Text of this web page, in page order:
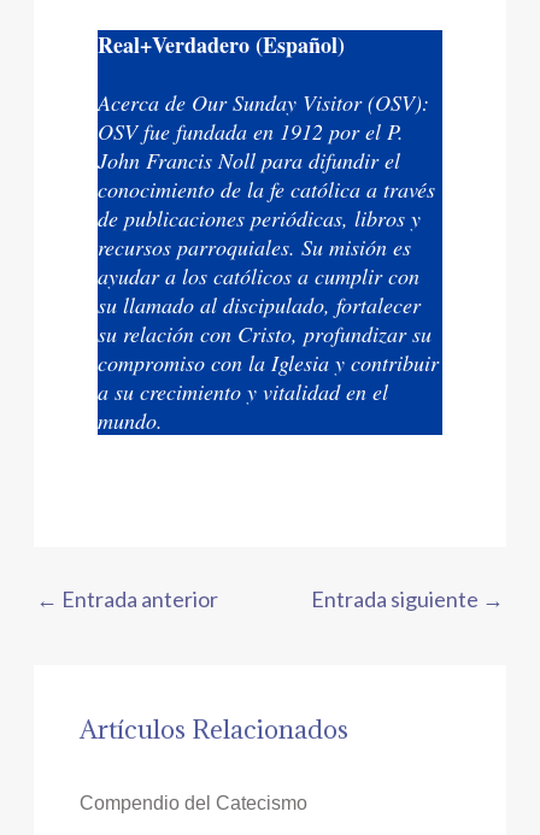
Real+Verdadero (Español)
Acerca de Our Sunday Visitor (OSV):
OSV fue fundada en 1912 por el P.
John Francis Noll para difundir el
conocimiento de la fe católica a través
de publicaciones periódicas, libros y
recursos parroquiales. Su misión es
ayudar a los católicos a cumplir con
su llamado al discipulado, fortalecer
su relación con Cristo, profundizar su
compromiso con la Iglesia y contribuir
a su crecimiento y vitalidad en el
mundo.
← Entrada anterior Entrada siguiente →
Artículos Relacionados
Compendio del Catecismo